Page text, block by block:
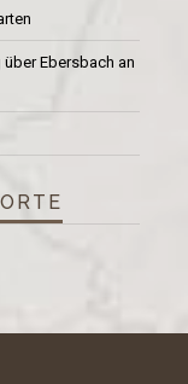
Ebersbach an